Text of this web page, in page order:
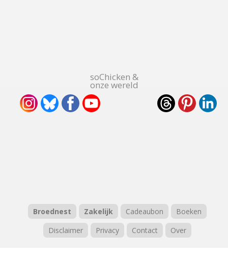
soChicken &
onze wereld
Broednest Zakelijk Cadeaubon
Boeken
Disclaimer
Privacy Contact Over